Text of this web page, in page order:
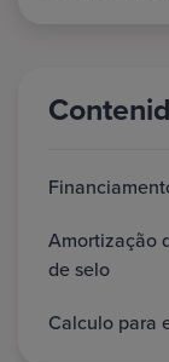
Amortização
de selo
Calculo para